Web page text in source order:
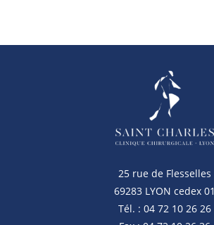
25 rue de Flesselles
69283 LYON cedex 01
Tél. : 04 72 10 26 26